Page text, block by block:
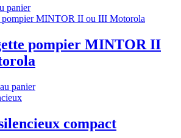
panier
pompier MINTOR II
panier
compact